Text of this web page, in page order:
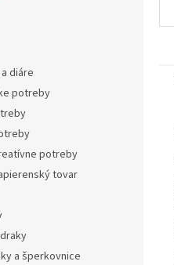
diáre
potreby
potreby
tovar
a šperkovnice